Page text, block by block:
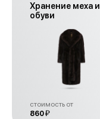
Хранение меха и
обуви
стоимость от
860й